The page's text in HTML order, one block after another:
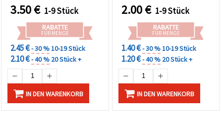
3.50€ 1-9 Stück
RABATTE
FÜR MENGE
2.45 €- 30 %10-19 Stück
2.10 €- 40 % 20 Stück +
IN DEN WARENKORB
2.00€ 1-9 Stück
RABATTE
FÜR MENGE
1.40 €- 30 %10-19 Stück
1.20 €- 40 % 20 Stück +
IN DEN WARENKORB